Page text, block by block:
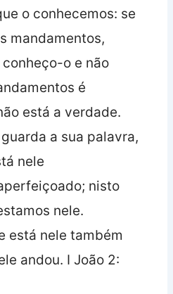
o conhecemos: se
mandamentos,
o e não
é
está a verdade.
a sua palavra,
nele
nisto
nele.
está nele também
andou. I João 2: